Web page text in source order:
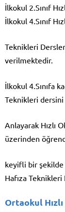
İlkokul 2.Sınıf
İlkokul 4.Sınıf
Teknikleri
verilmektedir.
İlkokul 4.Sınıfa
Teknikleri
Anlayarak Hızlı
üzerinden
keyifli bir şekilde
Hafıza
Ortaokul